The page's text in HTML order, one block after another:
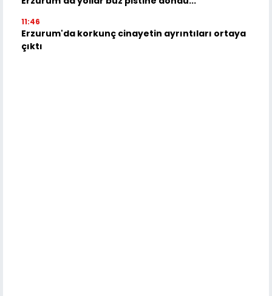
11:46
Erzurum'da korkunç cinayetin ayrıntıları ortaya
çıktı